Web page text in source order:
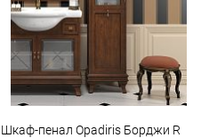
В избранное Под заказ
Шкаф-пенал Opadiris Борджи R